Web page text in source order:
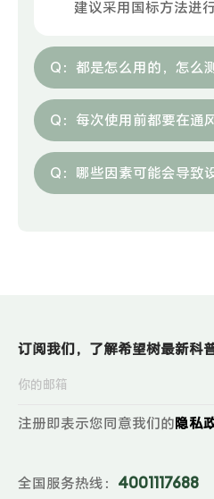
建议采用国标方法进
Q： 都是怎么用的，怎么
Q： 每次使用前都要在通
Q： 哪些因素可能会导致
订阅我们，了解希望树最新科
注册即表示您同意我们的隐私
全国服务热线： 4001117688